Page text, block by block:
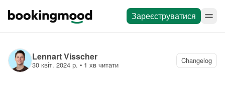
Зареєструватися
Lennart Visscher
30 квіт. 2024 р. • 1 хв читати Changelog